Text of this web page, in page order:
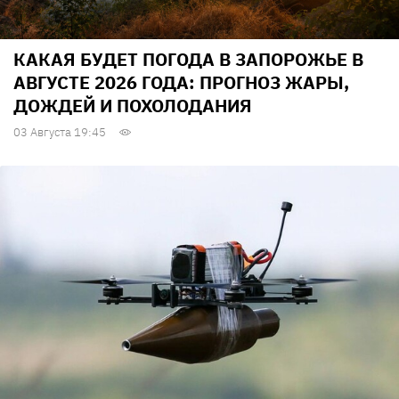
КАКАЯ БУДЕТ ПОГОДА В ЗАПОРОЖЬЕ В
АВГУСТЕ 2026 ГОДА: ПРОГНОЗ ЖАРЫ,
ДОЖДЕЙ И ПОХОЛОДАНИЯ
03 Августа 19:45